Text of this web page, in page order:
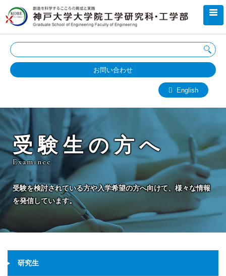
お問い合わせ
English
受験生の方へ
Examinee
受験を検討されている方や入学希望の方へ向けて、様々な情報
を発信しています。
研究生